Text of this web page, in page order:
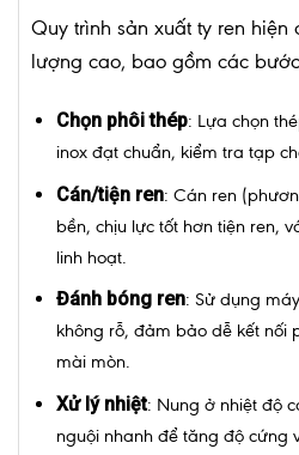
Quy trình sản xuất ty ren
lượng cao, bao gồm các
Chọn phôi thép: Lựa chọn
inox đạt chuẩn, kiểm tra tạp
Cán/tiện ren: Cán ren
bền, chịu lực tốt hơn tiện ren,
linh hoạt.
Đánh bóng ren: Sử dụng
không rỗ, đảm bảo dễ kết nối
mài mòn.
Xử lý nhiệt: Nung ở nhiệt độ
nguội nhanh để tăng độ cứng